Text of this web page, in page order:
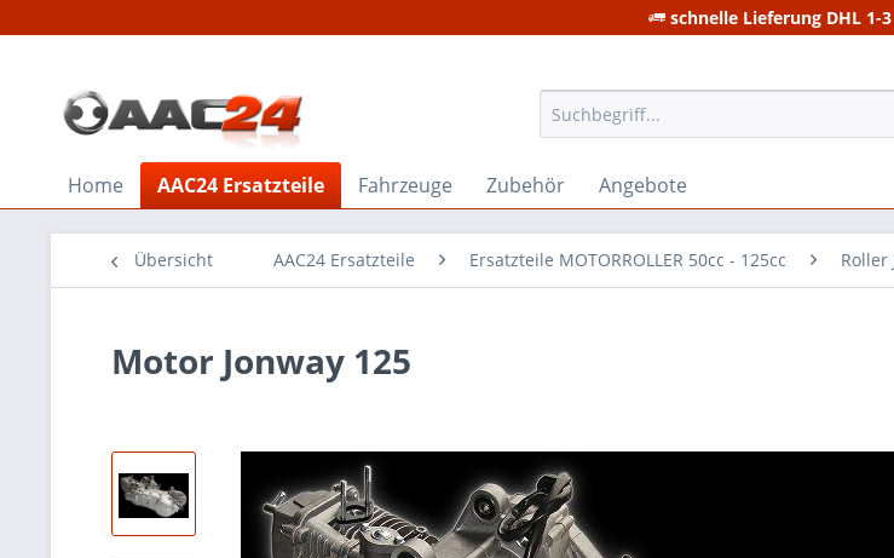
schnelle Lieferung DHL 1-
Home AAC24 Ersatzteile Fahrzeuge Zubehör Angebote
Übersicht AAC24 Ersatzteile Ersatzteile MOTORROLLER 50cc - 125cc Roller
Motor Jonway 125